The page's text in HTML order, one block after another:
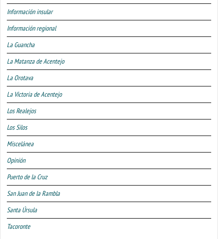
Información insular
Información regional
La Guancha
La Matanza de Acentejo
La Orotava
La Victoria de Acentejo
Los Realejos
Los Silos
Miscelánea
Opinión
Puerto de la Cruz
San Juan de la Rambla
Santa Úrsula
Tacoronte